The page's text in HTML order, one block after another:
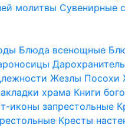
молитвы Сувенирные
Блюда всенощные
Жезлы Посохи
храма Книги
иконы запрестольные
Кресты